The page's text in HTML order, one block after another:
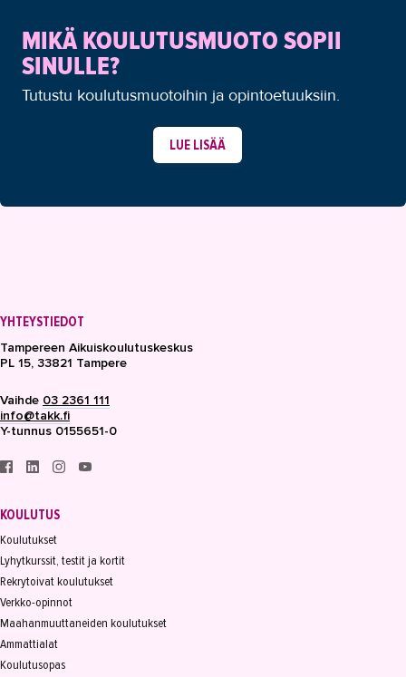
MIKÄ KOULUTUSMUOTO SOPII
SINULLE?
Tutustu koulutusmuotoihin ja opintoetuuksiin.
LUE LISÄÄ
YHTEYSTIEDOT
Tampereen Aikuiskoulutuskeskus
PL 15, 33821 Tampere
Vaihde 03 2361 111
info@takk.fi
Y-tunnus 0155651-0
KOULUTUS
Koulutukset
Lyhytkurssit, testit ja kortit
Rekrytoivat koulutukset
Verkko-opinnot
Maahanmuuttaneiden koulutukset
Ammattialat
Koulutusopas